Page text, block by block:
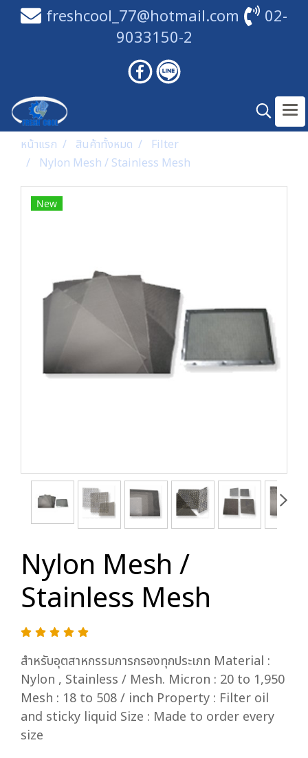
freshcool_77@hotmail.com
02-
9033150-2
หน้าแรก สินค้าทั้งหมด
Filter
Nylon Mesh / Stainless Mesh
New
Nylon Mesh /
Stainless Mesh
สำหรับอุตสาหกรรมการกรองทุกประเภท Material :
Nylon , Stainless / Mesh. Micron : 20 to 1,950
Mesh : 18 to 508 / inch Property : Filter oil
and sticky liquid Size : Made to order every
size